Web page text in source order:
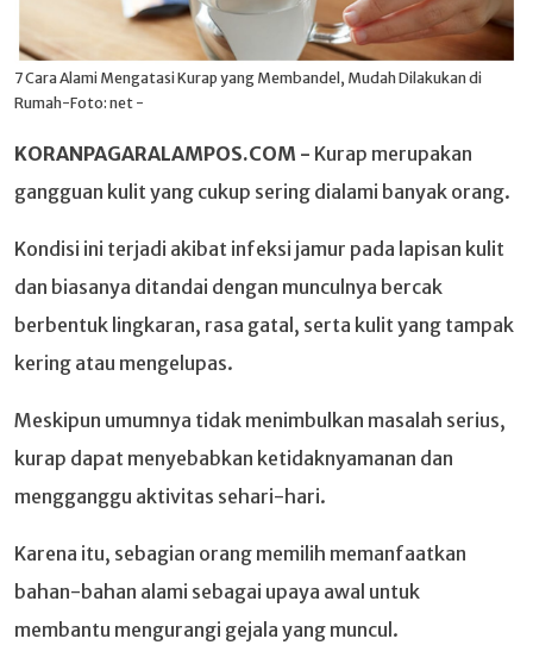
7 Cara Alami Mengatasi Kurap yang Membandel, Mudah Dilakukan di
Rumah-Foto: net -
KORANPAGARALAMPOS.COM - Kurap merupakan
gangguan kulit yang cukup sering dialami banyak orang.
Kondisi ini terjadi akibat infeksi jamur pada lapisan kulit
dan biasanya ditandai dengan munculnya bercak
berbentuk lingkaran, rasa gatal, serta kulit yang tampak
kering atau mengelupas.
Meskipun umumnya tidak menimbulkan masalah serius,
kurap dapat menyebabkan ketidaknyamanan dan
mengganggu aktivitas sehari-hari.
Karena itu, sebagian orang memilih memanfaatkan
bahan-bahan alami sebagai upaya awal untuk
membantu mengurangi gejala yang muncul.